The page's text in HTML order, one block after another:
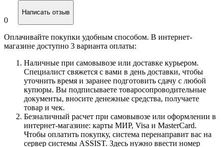
0
Написать отзыв
Оплачивайте покупки удобным способом. В интернет-
магазине доступно 3 варианта оплаты:
Наличные при самовывозе или доставке курьером.
Специалист свяжется с вами в день доставки, чтобы
уточнить время и заранее подготовить сдачу с любой
купюры. Вы подписываете товаросопроводительные
документы, вносите денежные средства, получаете
товар и чек.
Безналичный расчет при самовывозе или оформлении в
интернет-магазине: карты МИР, Visa и MasterCard.
Чтобы оплатить покупку, система перенаправит вас на
сервер системы ASSIST. Здесь нужно ввести номер